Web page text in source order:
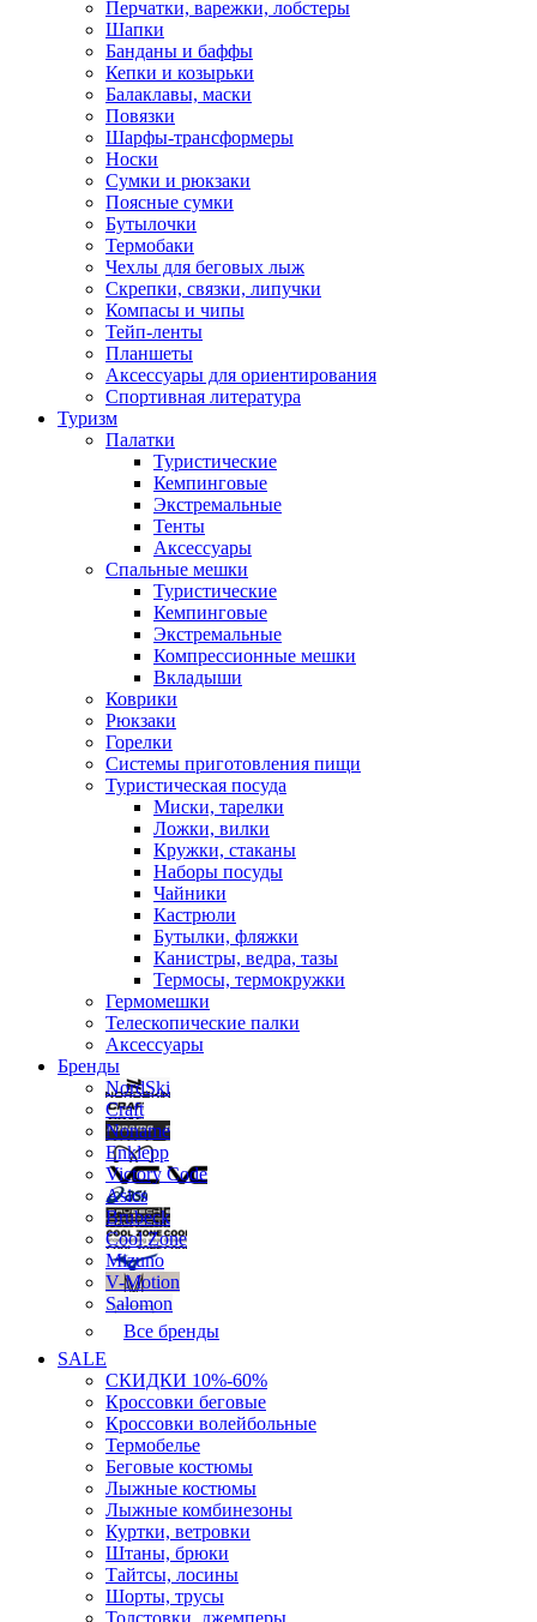
Перчатки, варежки, лобстеры
Шапки
Банданы и баффы
Кепки и козырьки
Балаклавы, маски
Повязки
Шарфы-трансформеры
Носки
Сумки и рюкзаки
Поясные сумки
Бутылочки
Термобаки
Чехлы для беговых лыж
Скрепки, связки, липучки
Компасы и чипы
Тейп-ленты
Планшеты
Аксессуары для ориентирования
Спортивная литература
Туризм
Палатки
Туристические
Кемпинговые
Экстремальные
Тенты
Аксессуары
Спальные мешки
Туристические
Кемпинговые
Экстремальные
Компрессионные мешки
Вкладыши
Коврики
Рюкзаки
Горелки
Системы приготовления пищи
Туристическая посуда
Миски, тарелки
Ложки, вилки
Кружки, стаканы
Наборы посуды
Чайники
Кастрюли
Бутылки, фляжки
Канистры, ведра, тазы
Термосы, термокружки
Гермомешки
Телескопические палки
Аксессуары
Бренды
NordSki
Craft
Noname
Enklepp
Victory Code
Asics
Brubeck
Cool Zone
Mizuno
V-Motion
Salomon
Все бренды
SALE
СКИДКИ 10%-60%
Кроссовки беговые
Кроссовки волейбольные
Термобелье
Беговые костюмы
Лыжные костюмы
Лыжные комбинезоны
Куртки, ветровки
Штаны, брюки
Тайтсы, лосины
Шорты, трусы
Толстовки, джемперы